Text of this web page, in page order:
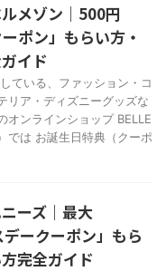
ルメゾン｜500円
ポン」もらい方・
イド
ている、ファッション・コ
リア・ディズニーグッズな
オンラインショップ BELLE
では お誕生日特典（クーポ
ーズ｜最大
ークーポン」もら
完全ガイド